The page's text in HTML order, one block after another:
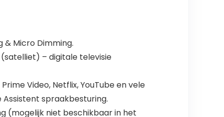
& Micro Dimming.
– digitale televisie
Video, Netflix, YouTube en vele
Assistent spraakbesturing.
(mogelijk niet beschikbaar in het